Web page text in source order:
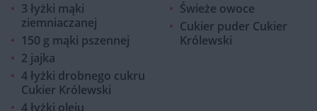
3 łyżki mąki
ziemniaczanej
150 g mąki pszennej
2 jajka
4 łyżki drobnego cukru
Cukier Królewski
4 łyżki oleju
Świeże owoce
Cukier puder Cukier
Królewski